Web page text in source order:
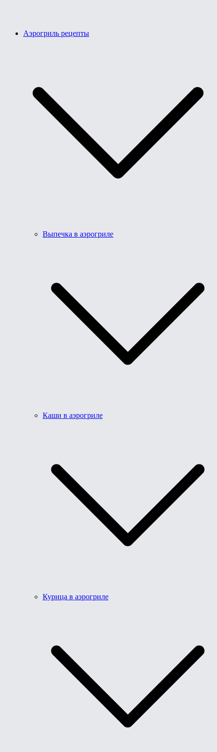
Аэрогриль рецепты
Выпечка в аэрогриле
Каши в аэрогриле
Курица в аэрогриле